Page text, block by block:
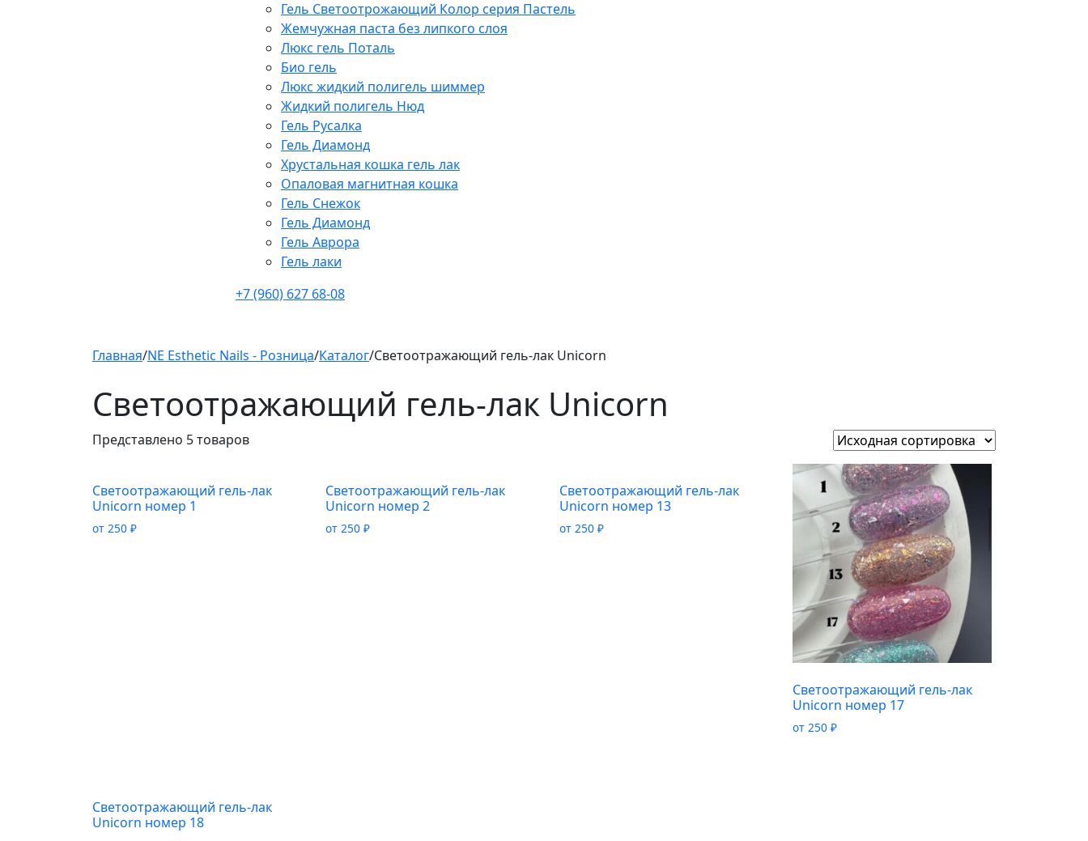
Гель Светоотрожающий Колор серия Пастель
Жемчужная паста без липкого слоя
Люкс гель Поталь
Био гель
Люкс жидкий полигель шиммер
Жидкий полигель Нюд
Гель Русалка
Гель Диамонд
Хрустальная кошка гель лак
Опаловая магнитная кошка
Гель Снежок
Гель Диамонд
Гель Аврора
Гель лаки
+7 (960) 627 68-08
Главная/NE Esthetic Nails - Розница/Каталог/Светоотражающий гель-лак Unicorn
Светоотражающий гель-лак Unicorn
Представлено 5 товаров
Светоотражающий гель-лак
Unicorn номер 1
от 250 ₽
Светоотражающий гель-лак
Unicorn номер 2
от250₽
Светоотражающий гель-лак
Unicorn номер 13
от 250 ₽
Светоотражающий гель-лак
Unicorn номер 17
от250₽
Светоотражающий гель-лак
Unicorn номер 18